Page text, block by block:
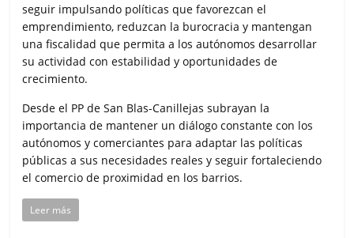
seguir impulsando políticas que favorezcan el
emprendimiento, reduzcan la burocracia y mantengan
una fiscalidad que permita a los autónomos desarrollar
su actividad con estabilidad y oportunidades de
crecimiento.
Desde el PP de San Blas-Canillejas subrayan la
importancia de mantener un diálogo constante con los
autónomos y comerciantes para adaptar las políticas
públicas a sus necesidades reales y seguir fortaleciendo
el comercio de proximidad en los barrios.
Leer más